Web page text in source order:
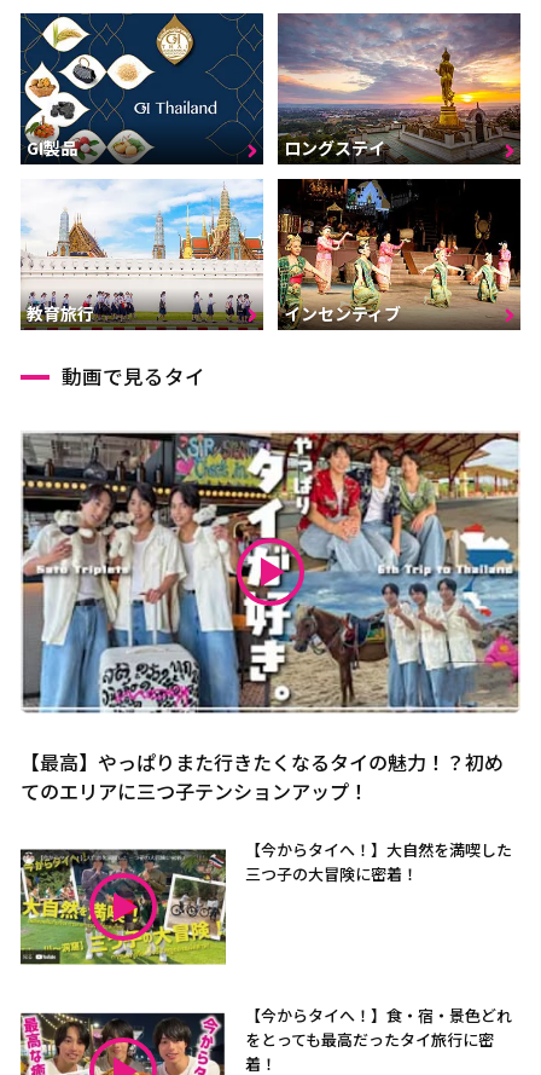
GI製品 ロングステイ
教育旅行 インセンティブ
動画で見るタイ
【最高】やっぱりまた行きたくなるタイの魅力！？初め
てのエリアに三つ子テンションアップ！
【今からタイへ！】大自然を満喫した
三つ子の大冒険に密着！
【今からタイへ！】食・宿・景色どれ
をとっても最高だったタイ旅行に密
着！